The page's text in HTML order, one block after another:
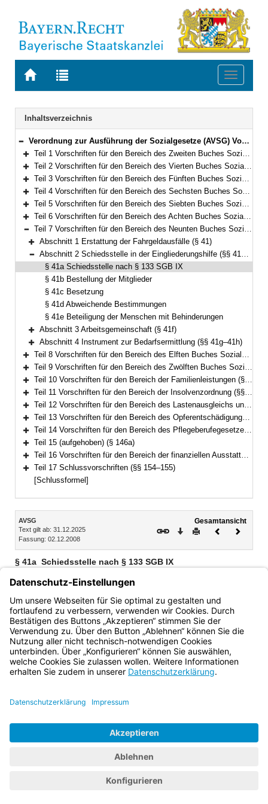
Zur
BAYERN.RECHT
Zur
letzten
Suche
Toggle
Navigation
Inhaltsverzeichnis
Bereich reduzieren
Verordnung zur Ausführung der Sozialgesetze (AVSG) Vom 2. Dezember 2008 (GVBl. S. 912, 982) BayRS 86-8-A/G (§§ 1–155)
Bereich erweitern
Teil 1 Vorschriften für den Bereich des Zweiten Buches Sozialgesetzbuch (§§ 1–2)
Bereich erweitern
Teil 2 Vorschriften für den Bereich des Vierten Buches Sozialgesetzbuch – Gemeinsame Vorschriften für die Sozialversicherung – (§§ 5–5f)
Bereich erweitern
Teil 3 Vorschriften für den Bereich des Fünften Buches Sozialgesetzbuch – Gesetzliche Krankenversicherung – (§§ 6–10)
Bereich erweitern
Teil 4 Vorschriften für den Bereich des Sechsten Buches Sozialgesetzbuch – Gesetzliche Rentenversicherung – und für den Bereich des Gesetzes über die Alterssicherung der Landwirte und des Gesetzes zur Förderung der Einstellung der landwirtschaftlichen Erwerbstätigkeit (§§ 11–15)
Bereich erweitern
Teil 5 Vorschriften für den Bereich des Siebten Buches Sozialgesetzbuch – Gesetzliche Unfallversicherung – (§§ 16–21)
Bereich erweitern
Teil 6 Vorschriften für den Bereich des Achten Buches Sozialgesetzbuch – Kinder- und Jugendhilfe – und für weitere Regelungen des Kinder- und Jugendhilferechts (§§ 22–40f)
Bereich reduzieren
Teil 7 Vorschriften für den Bereich des Neunten Buches Sozialgesetzbuch – Rehabilitation und Teilhabe Menschen mit Behinderungen – (§§ 41–41h)
Bereich erweitern
Abschnitt 1 Erstattung der Fahrgeldausfälle (§ 41)
Bereich reduzieren
Abschnitt 2 Schiedsstelle in der Eingliederungshilfe (§§ 41a–41e)
§ 41a Schiedsstelle nach § 133 SGB IX
§ 41b Bestellung der Mitglieder
§ 41c Besetzung
§ 41d Abweichende Bestimmungen
§ 41e Beteiligung der Menschen mit Behinderungen
Bereich erweitern
Abschnitt 3 Arbeitsgemeinschaft (§ 41f)
Bereich erweitern
Abschnitt 4 Instrument zur Bedarfsermittlung (§§ 41g–41h)
Bereich erweitern
Teil 8 Vorschriften für den Bereich des Elften Buches Sozialgesetzbuch – Soziale Pflegeversicherung – (§§ 42–94)
Bereich erweitern
Teil 9 Vorschriften für den Bereich des Zwölften Buches Sozialgesetzbuch – Sozialhilfe – (§§ 98–101)
Bereich erweitern
Teil 10 Vorschriften für den Bereich der Familienleistungen (§§ 102–103)
Bereich erweitern
Teil 11 Vorschriften für den Bereich der Insolvenzordnung (§§ 104–113)
Bereich erweitern
Teil 12 Vorschriften für den Bereich des Lastenausgleichs und des Flüchtlingswesens (§§ 114–133a)
Bereich erweitern
Teil 13 Vorschriften für den Bereich des Opferentschädigungsgesetzes (§§ 134–135)
Bereich erweitern
Teil 14 Vorschriften für den Bereich des Pflegeberufegesetzes (§§ 136–146)
Bereich erweitern
Teil 15 (aufgehoben) (§ 146a)
Bereich erweitern
Teil 16 Vorschriften für den Bereich der finanziellen Ausstattung von Betreuungsvereinen zur Wahrnehmung von Querschnittsaufgaben (§§ 147–153)
Bereich erweitern
Teil 17 Schlussvorschriften (§§ 154–155)
[Schlussformel]
Inhalt
AVSG
Text gilt ab: 31.12.2025
Fassung: 02.12.2008
Gesamtansicht
Download
DruckenVorheriges
§ 41a Schiedsstelle nach § 133 SGB IX
1Bei der Regierung von Niederbayern besteht eine
Schiedsstelle nach § 133 SGB IX.
bis 40f entsprechend, soweit nicht in diesem Abschnitt
Abweichendes geregelt ist.
Bayern.de
BayernPortal
Impressum